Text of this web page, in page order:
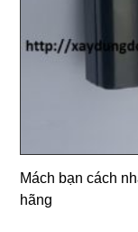
Mách bạn cách
hãng